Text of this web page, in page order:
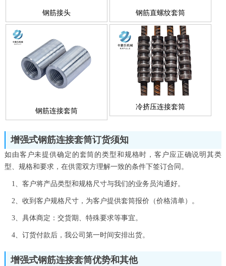
钢筋接头 钢筋直螺纹套筒
钢筋连接套筒
冷挤压连接套筒
增强式钢筋连接套筒订货须知
如由客户未提供确定的套筒的类型和规格时，客户应正确说明其类
型、规格和要求，在供需双方理解一致的条件下签订合同。
1、客户将产品类型和规格尺寸与我们的业务员沟通好。
2、收到客户规格尺寸，为客户提供套筒报价（价格清单）。
3、具体商定：交货期、特殊要求等事宜。
4、订货付款后，我公司第一时间安排出货。
增强式钢筋连接套筒优势和其他